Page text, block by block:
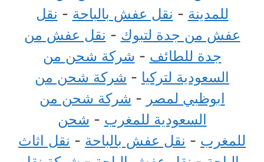
للمدينة - نقل عفش بالباحة - نقل
عفش من جدة لتبوك - نقل عفش من
جدة للطائف - شركة شحن من
السعودية لتركيا - شركة شحن من
ابوظبي لمصر - شركة شحن من
السعودية للمغرب - شحن
للمغرب - نقل عفش بالباحة - نقل اثاث